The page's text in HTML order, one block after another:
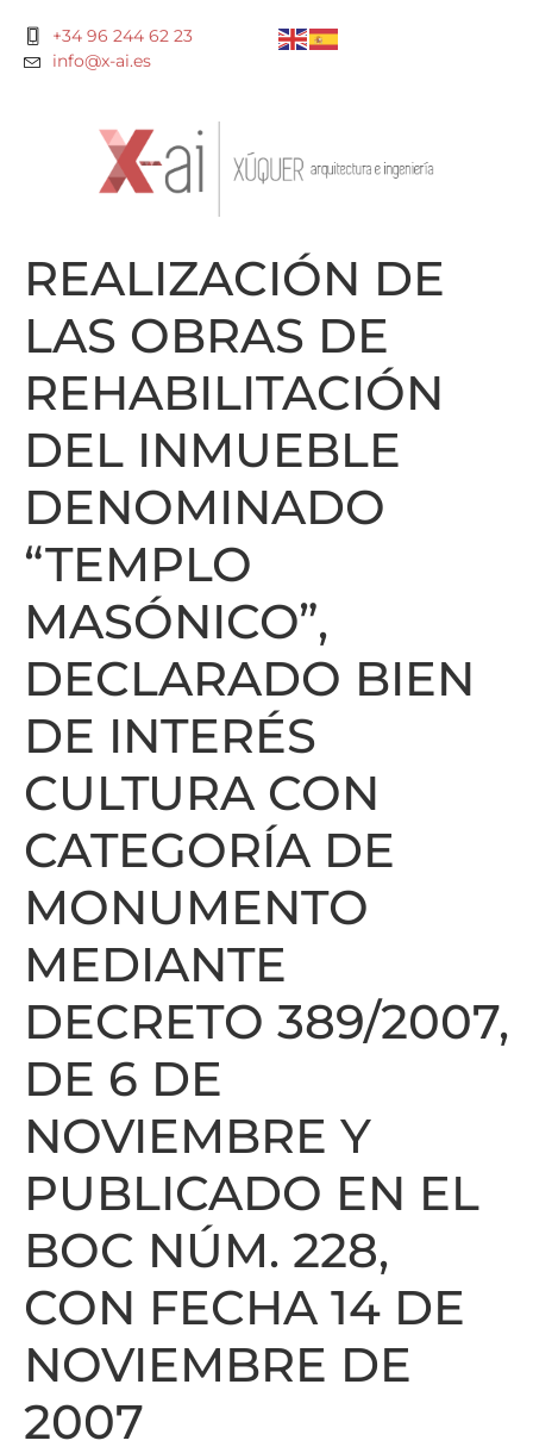
+34 96 244 62 23
info@x-ai.es
REALIZACIÓN DE
LAS OBRAS DE
REHABILITACIÓN
DEL INMUEBLE
DENOMINADO
“TEMPLO
MASÓNICO”,
DECLARADO BIEN
DE INTERÉS
CULTURA CON
CATEGORÍA DE
MONUMENTO
MEDIANTE
DECRETO 389/2007,
DE 6 DE
NOVIEMBRE Y
PUBLICADO EN EL
BOC NÚM. 228,
CON FECHA 14 DE
NOVIEMBRE DE
2007